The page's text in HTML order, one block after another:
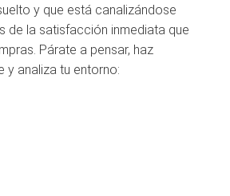
y que está canalizándose
de la satisfacción inmediata que
Párate a pensar, haz
y analiza tu entorno: